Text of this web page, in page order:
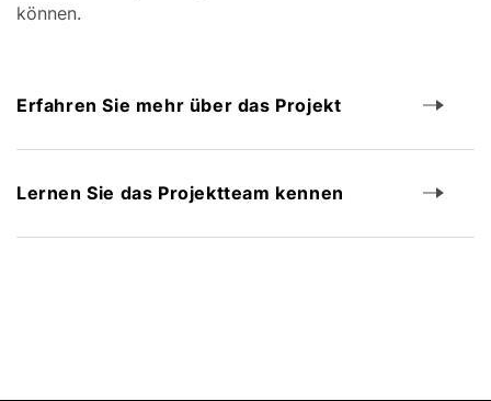
können.
Erfahren Sie mehr über das Projekt
Lernen Sie das Projektteam kennen